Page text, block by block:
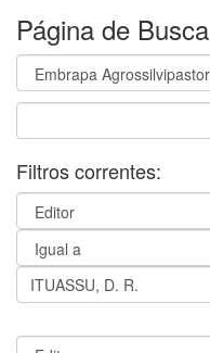
Página de Busca
Filtros correntes: